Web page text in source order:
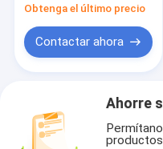
Obtenga el último precio
Contactar ahora
Ahorre